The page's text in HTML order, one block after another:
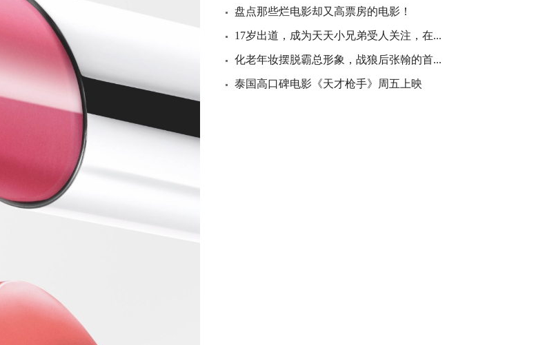
盘点那些烂电影却又高票房的电影！
17岁出道，成为天天小兄弟受人关注，在...
化老年妆摆脱霸总形象，战狼后张翰的首...
泰国高口碑电影《天才枪手》周五上映